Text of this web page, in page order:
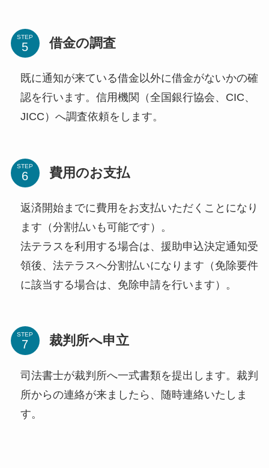
STEP 借金の調査
既に通知が来ている借金以外に借金がないかの確
認を行います。信用機関（全国銀行協会、CIC、
JICC）へ調査依頼をします。
STEP 費用のお支払
返済開始までに費用をお支払いただくことになり
ます（分割払いも可能です）。
法テラスを利用する場合は、援助申込決定通知受
領後、法テラスへ分割払いになります（免除要件
に該当する場合は、免除申請を行います）。
STEP 裁判所へ申立
司法書士が裁判所へ一式書類を提出します。裁判
所からの連絡が来ましたら、随時連絡いたしま
す。